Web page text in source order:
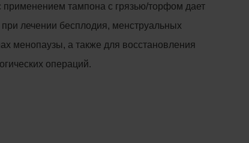
тампона с грязью/торфом дает
лечении бесплодия, менструальных
менопаузы, а также для восстановления
операций.